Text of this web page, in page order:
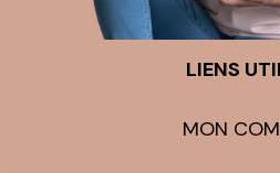
LIENS
MON